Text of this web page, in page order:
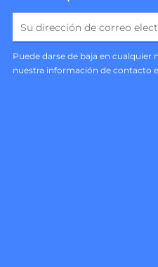
Puede darse de baja en
nuestra información de contacto